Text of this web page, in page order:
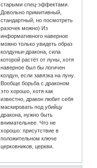
старыми спец-эффектами.
Довольно примитивный,
стандартный, но посмотреть
разочек можно) Из
информативного наверное
можно только увидеть образ
колдуньи-дракона, сила
которой растёт от луны, хотя
наверное был бы логичен
колдун, если завязка на луну.
Вообще борьба с драконом
это хорошо, хотя как
известно, дракон любит себя
маскировать под убийцу
дракона, нужно быть
внимательнее. Что не
хорошо: присутствие в
положительном ключе
церковников, церкви.